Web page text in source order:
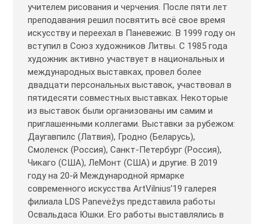
учителем рисования и черчения. После пяти лет
преподавания решил посвятить всё свое время
искусству и переехал в Паневежис. В 1999 году он
вступил в Союз художников Литвы. С 1985 года
художник активно участвует в национальных и
международных выставках, провел более
двадцати персональных выставок, участвовал в
пятидесяти совместных выставках. Некоторые
из выставок были организованы им самим и
приглашенными коллегами. Выставки за рубежом:
Даугавпилс (Латвия), Гродно (Беларусь),
Смоленск (Россия), Санкт-Петербург (Россия),
Чикаго (США), ЛеМонт (США) и другие. В 2019
году на 20-й Международной ярмарке
современного искусства ArtVilnius’19 галерея
филиала LDS Panevėžys представила работы
Освальдаса Юшки. Его работы выставлялись в